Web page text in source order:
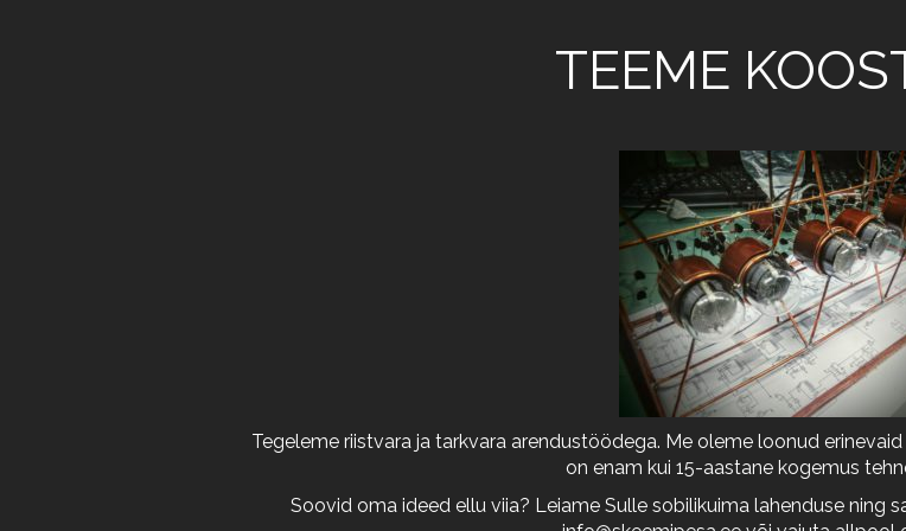
TEEME
Tegeleme riistvara ja tarkvara arendustöödega. Me oleme loonud
on enam kui 15-aastane kogemus
Soovid oma ideed ellu viia? Leiame Sulle sobilikuima lahenduse ning